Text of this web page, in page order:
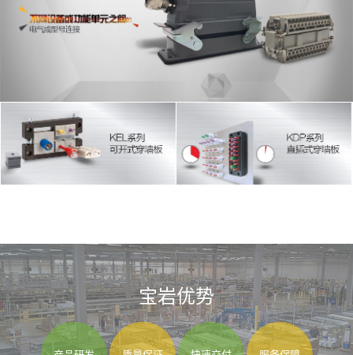
宝岩优势